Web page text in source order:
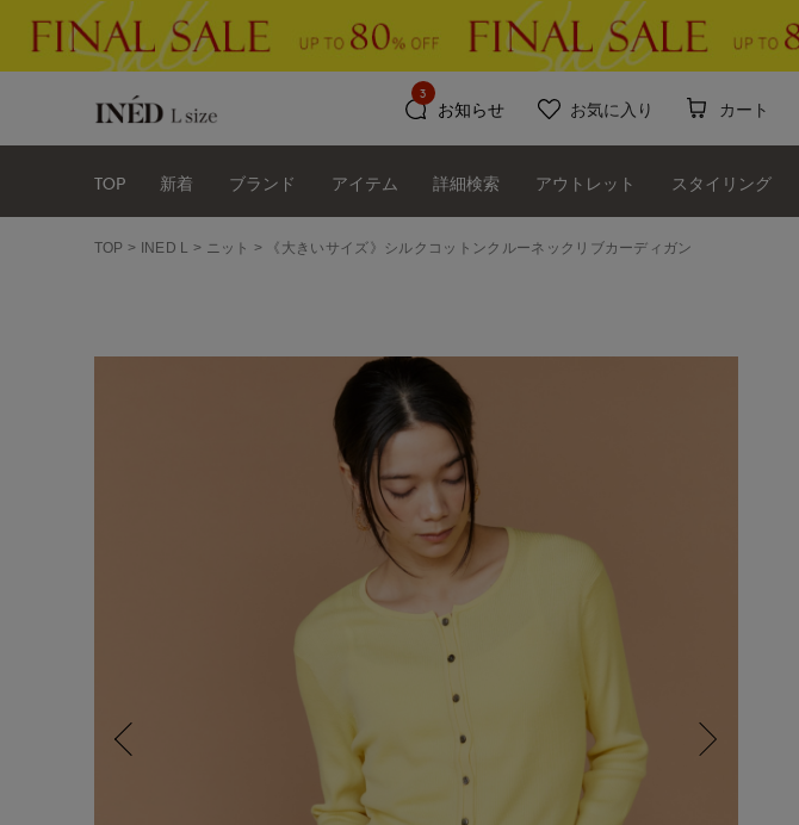
お知らせ
3
お気に入り カート
TOP 新着 ブランド アイテム 詳細検索 アウトレット スタイリング
TOP INED L ニット 《大きいサイズ》シルクコットンクルーネックリブカーディガン